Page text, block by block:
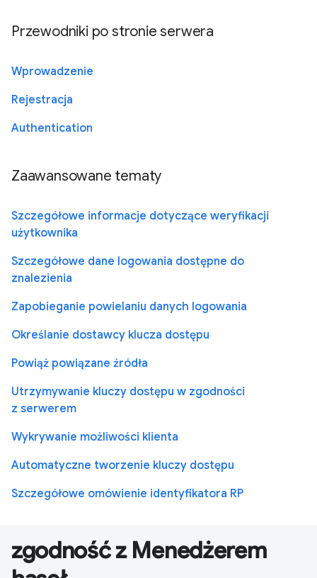
Przewodniki po stronie serwera
Wprowadzenie
Rejestracja
Authentication
Zaawansowane tematy
Szczegółowe informacje dotyczące weryfikacji
użytkownika
Szczegółowe dane logowania dostępne do
znalezienia
Zapobieganie powielaniu danych logowania
Określanie dostawcy klucza dostępu
Powiąż powiązane źródła
Utrzymywanie kluczy dostępu w zgodności
z serwerem
Wykrywanie możliwości klienta
Automatyczne tworzenie kluczy dostępu
Szczegółowe omówienie identyfikatora RP
zgodność z Menedżerem